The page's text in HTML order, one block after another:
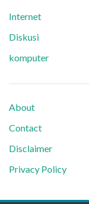
Internet
Diskusi
komputer
About
Contact
Disclaimer
Privacy Policy